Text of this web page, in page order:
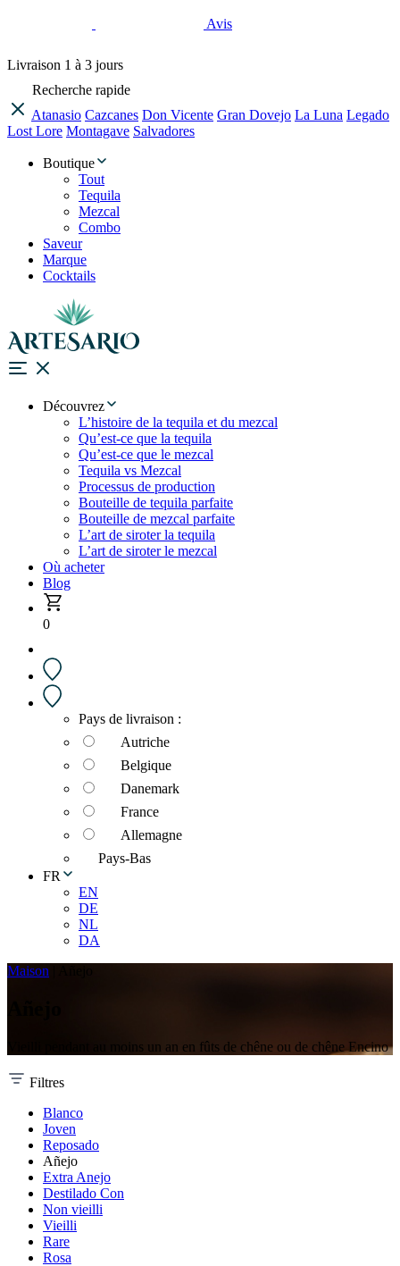
Avis
Livraison 1 à 3 jours
Recherche rapide
Atanasio Cazcanes Don Vicente Gran Dovejo La Luna Legado
Lost Lore Montagave Salvadores
Boutique
Tout
Tequila
Mezcal
Combo
Saveur
Marque
Cocktails
Découvrez
L’histoire de la tequila et du mezcal
Qu’est-ce que la tequila
Qu’est-ce que le mezcal
Tequila vs Mezcal
Processus de production
Bouteille de tequila parfaite
Bouteille de mezcal parfaite
L’art de siroter la tequila
L’art de siroter le mezcal
Où acheter
Blog
0
Pays de livraison :
Autriche
Belgique
Danemark
France
Allemagne
Pays-Bas
FR
EN
DE
NL
DA
Maison
Vieilli pendant au moins un an en fûts de chêne ou de chêne Encino
Filtres
Blanco
Joven
Reposado
Añejo
Extra Anejo
Destilado Con
Non vieilli
Vieilli
Rare
Rosa